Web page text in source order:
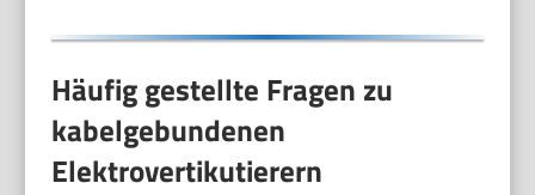
Häufig gestellte Fragen zu
kabelgebundenen
Elektrovertikutierern